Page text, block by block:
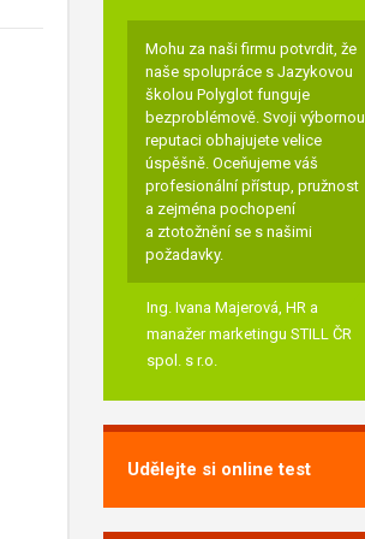
Mohu za naši firmu potvrdit, že
naše spolupráce s Jazykovou
školou Polyglot funguje
bezproblémově. Svoji výbornou
reputaci obhajujete velice
úspěšně. Oceňujeme váš
profesionální přístup, pružnost
a zejména pochopení
a ztotožnění se s našimi
požadavky.
Ing. Ivana Majerová, HR a
manažer marketingu STILL ČR
spol. s r.o.
Udělejte si online test